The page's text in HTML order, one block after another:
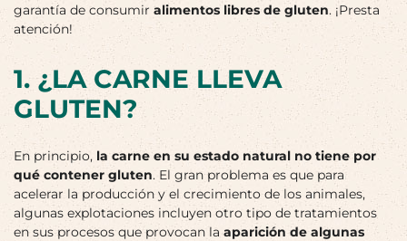
garantía de consumir alimentos libres de gluten. ¡Presta
atención!
1. ¿LA CARNE LLEVA
GLUTEN?
En principio, la carne en su estado natural no tiene por
qué contener gluten. El gran problema es que para
acelerar la producción y el crecimiento de los animales,
algunas explotaciones incluyen otro tipo de tratamientos
en sus procesos que provocan la aparición de algunas